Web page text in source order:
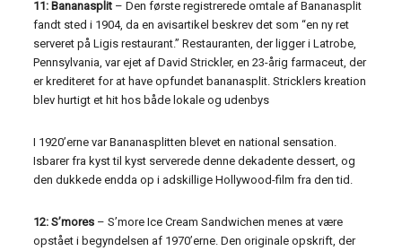
11: Bananasplit – Den første registrerede omtale af Bananasplit
fandt sted i 1904, da en avisartikel beskrev det som “en ny ret
serveret på Ligis restaurant.” Restauranten, der ligger i Latrobe,
Pennsylvania, var ejet af David Strickler, en 23-årig farmaceut, der
er krediteret for at have opfundet bananasplit. Stricklers kreation
blev hurtigt et hit hos både lokale og udenbys
I 1920’erne var Bananasplitten blevet en national sensation.
Isbarer fra kyst til kyst serverede denne dekadente dessert, og
den dukkede endda op i adskillige Hollywood-film fra den tid.
12: S’mores – S’more Ice Cream Sandwichen menes at være
opstået i begyndelsen af ​​1970’erne. Den originale opskrift, der